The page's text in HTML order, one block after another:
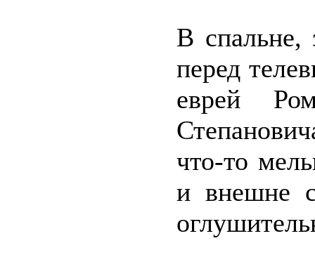
В спальне,
перед
еврей
что-то
и внешне